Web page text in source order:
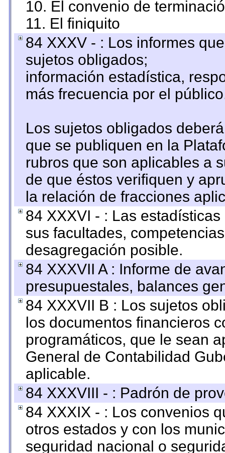
10. El convenio de
11. El finiquito
84 XXXV - : Los informes
sujetos obligados;
información estadística,
más frecuencia por el
Los sujetos obligados
que se publiquen en la
rubros que son aplicables a
de que éstos verifiquen y
la relación de fracciones
84 XXXVI - : Las
sus facultades,
desagregación posible.
84 XXXVII A : Informe de
presupuestales, balances
84 XXXVII B : Los sujetos
los documentos financieros
programáticos, que le sean
General de Contabilidad
aplicable.
84 XXXVIII - : Padrón de
84 XXXIX - : Los convenios
otros estados y con los
seguridad nacional o